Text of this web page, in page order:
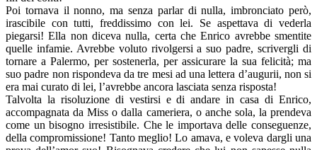
Poi tornava il nonno, ma senza parlar di nulla, imbronciato però,
irascibile con tutti, freddissimo con lei. Se aspettava di vederla
piegarsi! Ella non diceva nulla, certa che Enrico avrebbe smentite
quelle infamie. Avrebbe voluto rivolgersi a suo padre, scrivergli di
tornare a Palermo, per sostenerla, per assicurare la sua felicità; ma
suo padre non rispondeva da tre mesi ad una lettera d’augurii, non si
era mai curato di lei, l’avrebbe ancora lasciata senza risposta!
Talvolta la risoluzione di vestirsi e di andare in casa di Enrico,
accompagnata da Miss o dalla cameriera, o anche sola, la prendeva
come un bisogno irresistibile. Che le importava delle conseguenze,
della compromissione! Tanto meglio! Lo amava, e voleva dargli una